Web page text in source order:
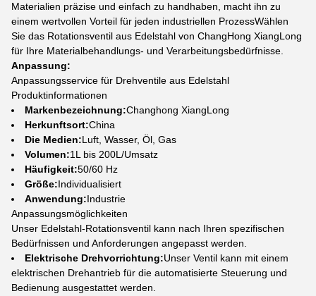
Materialien präzise und einfach zu handhaben, macht ihn zu
einem wertvollen Vorteil für jeden industriellen ProzessWählen
Sie das Rotationsventil aus Edelstahl von ChangHong XiangLong
für Ihre Materialbehandlungs- und Verarbeitungsbedürfnisse.
Anpassung:
Anpassungsservice für Drehventile aus Edelstahl
Produktinformationen
Markenbezeichnung:Changhong XiangLong
Herkunftsort:China
Die Medien:Luft, Wasser, Öl, Gas
Volumen:1L bis 200L/Umsatz
Häufigkeit:50/60 Hz
Größe:Individualisiert
Anwendung:Industrie
Anpassungsmöglichkeiten
Unser Edelstahl-Rotationsventil kann nach Ihren spezifischen
Bedürfnissen und Anforderungen angepasst werden.
Elektrische Drehvorrichtung:Unser Ventil kann mit einem
elektrischen Drehantrieb für die automatisierte Steuerung und
Bedienung ausgestattet werden.